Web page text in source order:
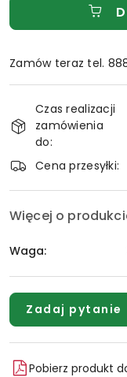
Zamów teraz tel.
i
dostawa
Czas realizacji
zamówienia
do:
Cena przesyłki:
Więcej o
Waga:
Zadaj pytanie
Pobierz produkt